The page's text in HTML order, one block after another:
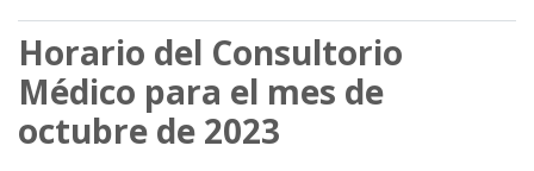
Horario del Consultorio
Médico para el mes de
octubre de 2023